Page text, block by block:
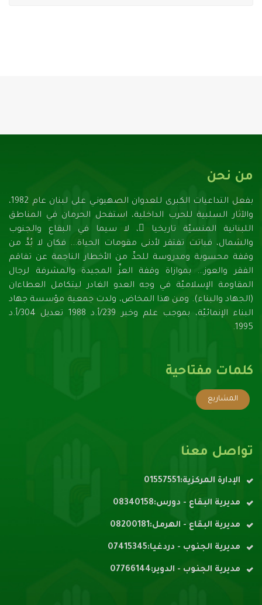
من نحن
بفعل التداعيات الكبرى للعدوان الصهيونـي على لبنان عام 1982،
والآثار السلبية للحرب الداخلية، استفحل الحرمان في المناطق
اللبنانية المنسيّة تاريخيا ً، لا سيما في البقاع والجنوب
والشمال، فباتت تفتقر لأدنـى مقومات الحياة... فكان لا بُدَّ من
وقفة محسوبة ومدروسة للحدِّ من الأخطار الناجمة عن تفاقم
الفقر والعوز... بموازاة وقفة العزِّ المجيدة والمشرفة لرجال
المقاومة الإسلاميّة في وجه العدو الغادر ليتكامل العطاءان
(الجهاد والبناء). ومن هذا المخاض، ولدت جمعية مؤسسة جهاد
البناء الإنمائيّة، بموجب علم وخبر 239/أ.د 1988 تعديل 304/أ.د
1995.
كلمات مفتاحية
المشاريع
تواصل معنا
الإدارة المركزية:01557551
مديرية البقاع - دورس:08340158
مديرية البقاع - الهرمل:08200181
مديرية الجنوب - دردغيا:07415345
مديرية الجنوب - الدوير:07766144